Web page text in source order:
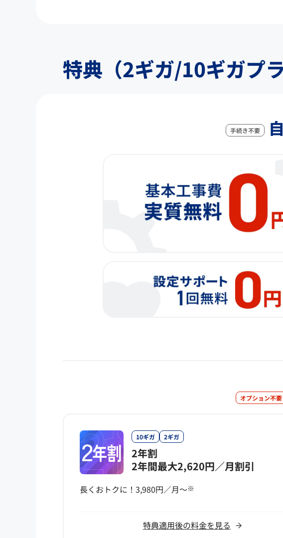
特典（2ギガ/10ギガプラ
手続き不要
オプション不要
10ギガ 2ギガ
2年割
2年間最大2,620円／月割引
長くおトクに！3,980円／月～※
特典適用後の料金を見る